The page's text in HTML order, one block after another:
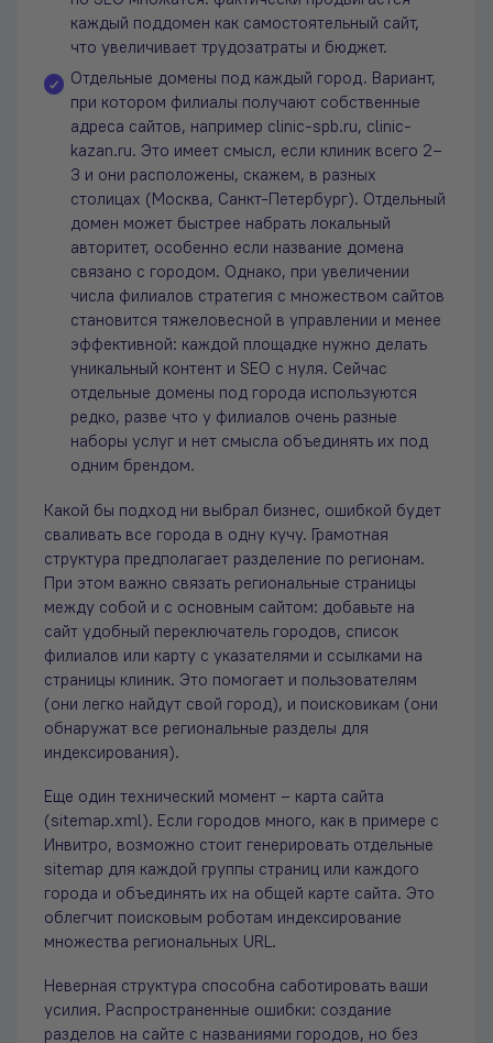
каждый поддомен как самостоятельный сайт,
что увеличивает трудозатраты и бюджет.
Отдельные домены под каждый город. Вариант,
при котором филиалы получают собственные
адреса сайтов, например clinic-spb.ru, clinic-
kazan.ru. Это имеет смысл, если клиник всего 2–
3 и они расположены, скажем, в разных
столицах (Москва, Санкт-Петербург). Отдельный
домен может быстрее набрать локальный
авторитет, особенно если название домена
связано с городом. Однако, при увеличении
числа филиалов стратегия с множеством сайтов
становится тяжеловесной в управлении и менее
эффективной: каждой площадке нужно делать
уникальный контент и SEO с нуля. Сейчас
отдельные домены под города используются
редко, разве что у филиалов очень разные
наборы услуг и нет смысла объединять их под
одним брендом.
Какой бы подход ни выбрал бизнес, ошибкой будет
сваливать все города в одну кучу. Грамотная
структура предполагает разделение по регионам.
При этом важно связать региональные страницы
между собой и с основным сайтом: добавьте на
сайт удобный переключатель городов, список
филиалов или карту с указателями и ссылками на
страницы клиник. Это помогает и пользователям
(они легко найдут свой город), и поисковикам (они
обнаружат все региональные разделы для
индексирования).
Еще один технический момент – карта сайта
(sitemap.xml). Если городов много, как в примере с
Инвитро, возможно стоит генерировать отдельные
sitemap для каждой группы страниц или каждого
города и объединять их на общей карте сайта. Это
облегчит поисковым роботам индексирование
множества региональных URL.
Неверная структура способна саботировать ваши
усилия. Распространенные ошибки: создание
разделов на сайте с названиями городов, но без